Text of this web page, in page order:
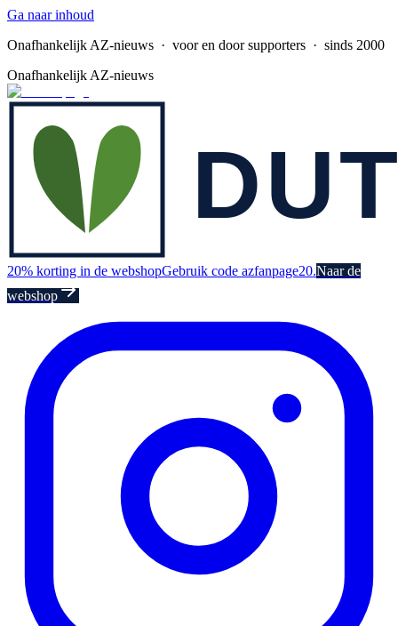
Ga naar inhoud
Onafhankelijk AZ-nieuws · voor en door supporters · sinds 2000
Onafhankelijk AZ-nieuws
20% korting in de webshopGebruik code azfanpage20.Naar de
webshop